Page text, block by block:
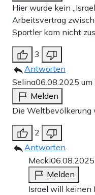
Hier wurde kein
Arbeitsvertrag
Sportler kam nicht
3
Antworten
Selina06.08.2025
Melden
Die Weltbevölkerung
2
Antworten
Mecki
Melden
Israel will keinen